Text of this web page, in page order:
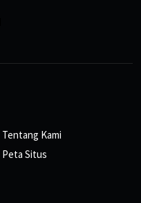
Tentang Kami
Peta Situs